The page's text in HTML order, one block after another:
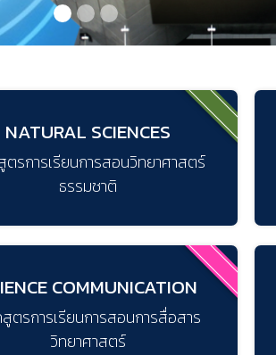
NATURAL SCIENCES
ตรการเรียนการสอนวิทยาศาสตร์
ธรรมชาติ
COMMUNICATION
ตรการเรียนการสอนการสื่อสาร
วิทยาศาสตร์